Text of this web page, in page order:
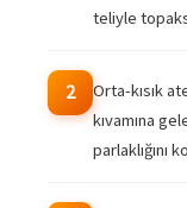
teliyle
2
Orta-kısık
kıvamına
parlaklığını